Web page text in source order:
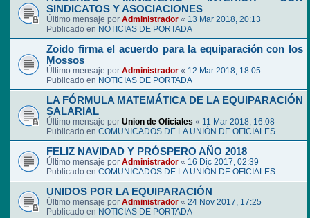
SINDICATOS Y ASOCIACIONES
Último mensaje por Administrador « 13 Mar 2018, 20:13
Publicado en NOTICIAS DE PORTADA
Zoido firma el acuerdo para la equiparación con los
Mossos
Último mensaje por Administrador « 12 Mar 2018, 18:05
Publicado en NOTICIAS DE PORTADA
LA FÓRMULA MATEMÁTICA DE LA EQUIPARACIÓN
SALARIAL
Último mensaje por Union de Oficiales « 11 Mar 2018, 16:08
Publicado en COMUNICADOS DE LA UNIÓN DE OFICIALES
FELIZ NAVIDAD Y PRÓSPERO AÑO 2018
Último mensaje por Administrador « 16 Dic 2017, 02:39
Publicado en COMUNICADOS DE LA UNIÓN DE OFICIALES
UNIDOS POR LA EQUIPARACIÓN
Último mensaje por Administrador « 24 Nov 2017, 17:25
Publicado en NOTICIAS DE PORTADA